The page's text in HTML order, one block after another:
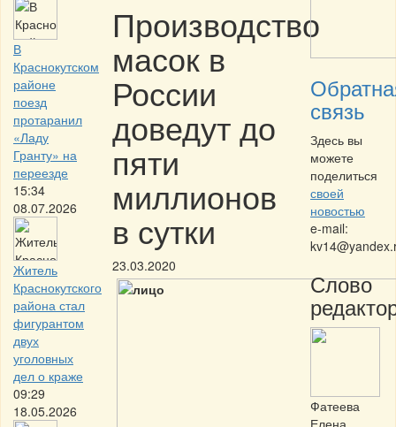
В
Краснокутском
районе
поезд
протаранил
«Ладу
Гранту» на
переезде
15:34
08.07.2026
Житель
Краснокутского
района стал
фигурантом
двух
уголовных
дел о краже
09:29
18.05.2026
Производство
масок в
России
доведут до
пяти
миллионов
в сутки
23.03.2020
связь
Здесь вы
можете
поделиться
своей
новостью
e-mail:
Слово
Фатеева